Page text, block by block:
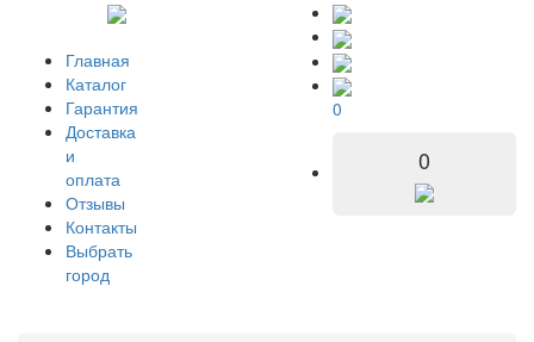
Главная
Каталог
Гарантия
Доставка
и
оплата
Отзывы
Контакты
Выбрать
город
0
0